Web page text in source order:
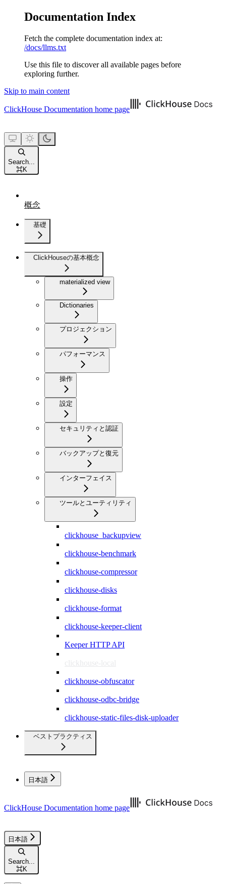
Documentation Index
Fetch the complete documentation index at:
/docs/llms.txt
Use this file to discover all available pages before
exploring further.
Skip to main content
ClickHouse Documentation home page
Search...
⌘K
概念
基礎
ClickHouseの基本概念
materialized view
Dictionaries
プロジェクション
パフォーマンス
操作
設定
セキュリティと認証
バックアップと復元
インターフェイス
ツールとユーティリティ
clickhouse_backupview
clickhouse-benchmark
clickhouse-compressor
clickhouse-disks
clickhouse-format
clickhouse-keeper-client
Keeper HTTP API
clickhouse-local
clickhouse-obfuscator
clickhouse-odbc-bridge
clickhouse-static-files-disk-uploader
ベストプラクティス
日本語
ClickHouse Documentation home page
日本語
Search...
⌘K